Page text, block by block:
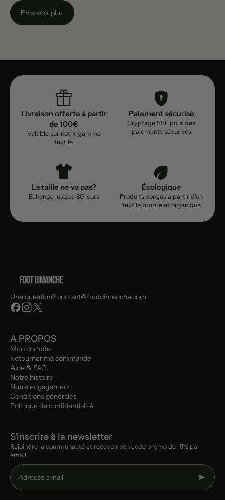
En savoir plus
Livraison offerte à partir
de 100€
Valable sur notre gamme
textile,
Paiement sécurisé
Cryptage SSL pour des
paiements sécurisés
La taille ne va pas?
Echange jusqu'a 30 jours
Écologique
Produits conçus à partir d'un
textile propre et organique
Une question? contact@footdimanche.com
A PROPOS
Mon compte
Retourner ma commande
Aide & FAQ
Notre histoire
Notre engagement
Conditions générales
Politique de confidentialité
S'inscrire à la newsletter
Rejoindre la communauté et recevoir son code promo de -5% par
email.
Adresse email